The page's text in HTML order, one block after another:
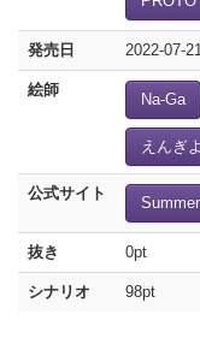
発売日 2022-07-
絵師
Na-Ga
えんぎ
公式サイト
抜き 0pt
シナリオ 98pt